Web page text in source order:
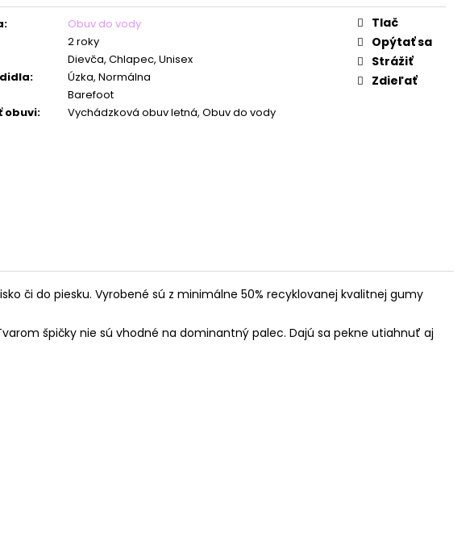
:
Obuv do vody
2 roky
Dievča, Chlapec, Unisex
:
Úzka, Normálna
Barefoot
obuvi: Vychádzková obuv letná, Obuv do vody
Tlač
Opýtať sa
Strážiť
Zdieľať
či do piesku. Vyrobené sú z minimálne 50% recyklovanej kvalitnej gumy
špičky nie sú vhodné na dominantný palec. Dajú sa pekne utiahnuť aj